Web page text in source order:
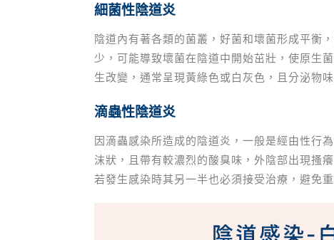
細菌性陰道炎
陰道內有著各類的菌叢，好菌和壞菌形成平衡
少，可能導致壞菌在陰道中開始茁壯，使原生
生改變，通常呈現黃綠色或白灰色，且分泌物
滴蟲性陰道炎
因滴蟲感染所造成的陰道炎，一般是經由性行
沫狀，且帶有較濃烈的酸臭味，外陰部出現搔
若發生感染時其另一半也必須接受治療，避免重